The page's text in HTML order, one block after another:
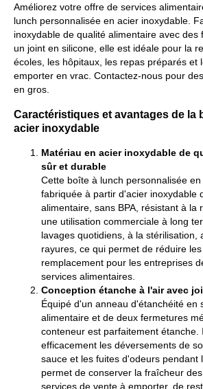
Améliorez votre offre de services
lunch personnalisée en acier inoxydable.
inoxydable de qualité alimentaire avec des
un joint en silicone, elle est idéale pour la
écoles, les hôpitaux, les repas préparés et
emporter en vrac. Contactez-nous pour
en gros.
Caractéristiques et avantages de la
acier inoxydable
Matériau en acier inoxydable de
sûr et durable
Cette boîte à lunch personnalisée
fabriquée à partir d'acier inoxydable
alimentaire, sans BPA, résistant à la
une utilisation commerciale à long
lavages quotidiens, à la stérilisation,
rayures, ce qui permet de réduire
remplacement pour les entreprises
services alimentaires.
Conception étanche à l'air avec
Équipé d'un anneau d'étanchéité en
alimentaire et de deux fermetures
conteneur est parfaitement étanche.
efficacement les déversements de
sauce et les fuites d'odeurs pendant
permet de conserver la fraîcheur
services de vente à emporter, de